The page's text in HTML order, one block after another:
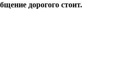
дорогого стоит.